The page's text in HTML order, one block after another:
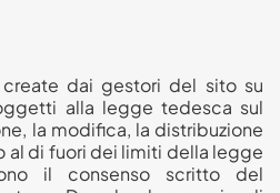
dai gestori del sito su
alla legge tedesca sul
la modifica, la distribuzione
al di fuori dei limiti della legge
il consenso scritto del